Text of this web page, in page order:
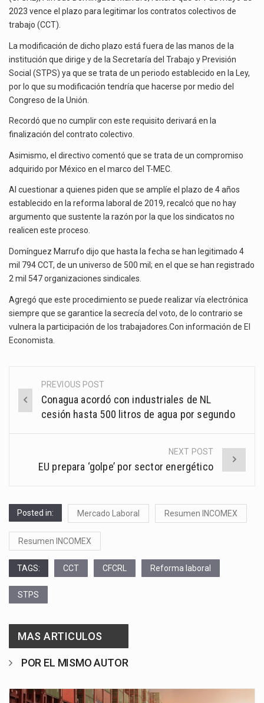
Los créditos fiscales determinados a empresas IMMEX rara vez nacen de una interpretación equivocada de…
DE
2023 vence el plazo para legitimar los contratos colectivos de
trabajo (CCT).
La modificación de dicho plazo está fuera de las manos de la
institución que dirige y de la Secretaría del Trabajo y Previsión
Social (STPS) ya que se trata de un periodo establecido en la Ley,
por lo que su modificación tendría que hacerse por medio del
Congreso de la Unión.
Recordó que no cumplir con este requisito derivará en la
finalización del contrato colectivo.
Asimismo, el directivo comentó que se trata de un compromiso
adquirido por México en el marco del T-MEC.
Al cuestionar a quienes piden que se amplíe el plazo de 4 años
establecido en la reforma laboral de 2019, recalcó que no hay
argumento que sustente la razón por la que los sindicatos no
realicen este proceso.
Domínguez Marrufo dijo que hasta la fecha se han legitimado 4
mil 794 CCT, de un universo de 500 mil; en el que se han registrado
2 mil 547 organizaciones sindicales.
Agregó que este procedimiento se puede realizar vía electrónica
siempre que se garantice la secrecía del voto, de lo contrario se
vulnera la participación de los trabajadores.Con información de El
Economista
Post
navigation
PREVIOUS POST
Conagua acordó con industriales de NL
cesión hasta 500 litros de agua por segundo
NEXT POST
EU prepara ‘golpe’ por sector energético
Posted in: Mercado Laboral Resumen INCOMEX
Resumen INCOMEX
TAGS: CCT CFCRL Reforma laboral
STPS
MAS ARTICULOS
POR EL MISMO AUTOR